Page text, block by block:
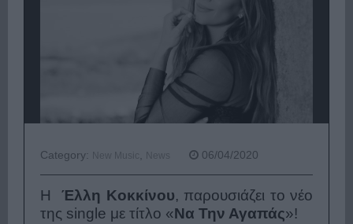
Category: New Music News 06/04/2020
Η Έλλη Κοκκίνου, παρουσιάζει το νέο
της single με τίτλο «Να Την Αγαπάς»!